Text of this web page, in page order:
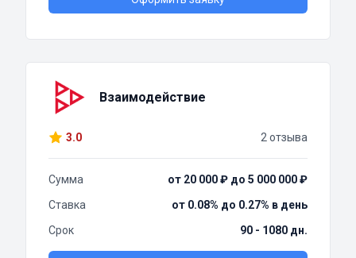
Взаимодействие
3.0 2 отзыва
Сумма
от 20 000 ₽ до 5 000 000 ₽
Ставка
от 0.08% до 0.27% в день
Срок
90 - 1080 дн.